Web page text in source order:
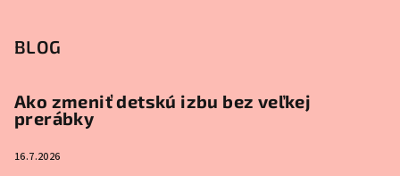
BLOG
Ako zmeniť detskú izbu bez veľkej
prerábky
16.7.2026